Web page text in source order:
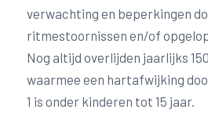
verwachting en beperkingen
ritmestoornissen en/of
Nog altijd overlijden jaarlijks
waarmee een hartafwijking
1 is onder kinderen tot 15 jaar.